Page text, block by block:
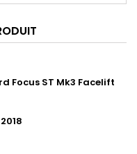
Focus ST Mk3 Facelift